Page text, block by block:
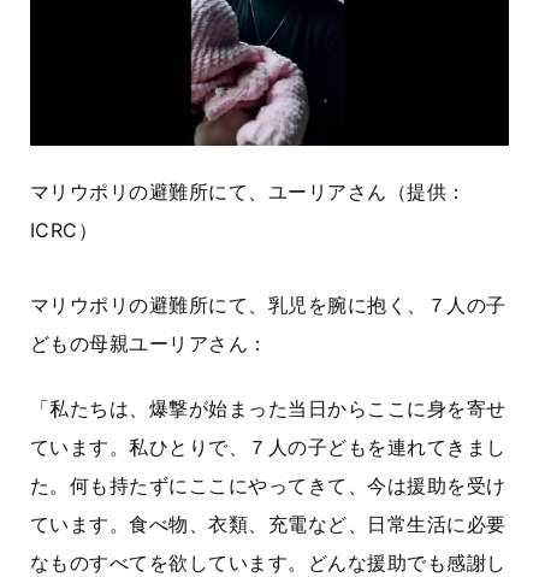
マリウポリの避難所にて、ユーリアさん（提供：
ICRC ）
マリウポリの避難所にて、乳児を腕に抱く、７人の子
どもの母親ユーリアさん：
「私たちは、爆撃が始まった当日からここに身を寄せ
ています。私ひとりで、７人の子どもを連れてきまし
た。何も持たずにここにやってきて、今は援助を受け
ています。食べ物、衣類、充電など、日常生活に必要
なものすべてを欲しています。どんな援助でも感謝し